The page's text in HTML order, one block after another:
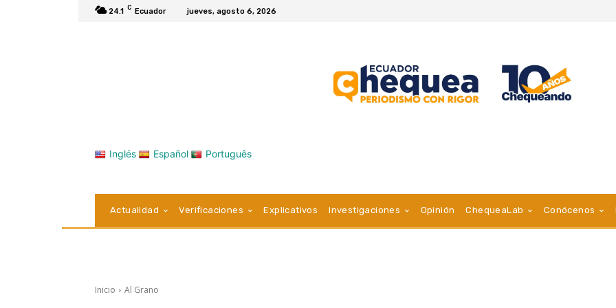
24.1 C Ecuador jueves, agosto 6, 2026
Inglés Español Português
Actualidad Verificaciones Explicativos Investigaciones Opinión ChequeaLab Conócenos
Inicio Al Grano